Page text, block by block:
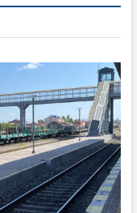
т
ь
я
: